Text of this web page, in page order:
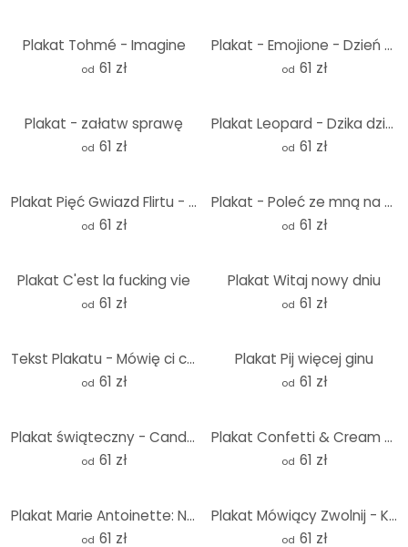
Plakat Tohmé - Imagine
od 61 zł
Plakat - Emojione - Dzień tygodnia
od 61 zł
Plakat - załatw sprawę
od 61 zł
Plakat Leopard - Dzika dziewczyna
od 61 zł
Plakat Pięć Gwiazd Flirtu - Sklep SoulArt
od 61 zł
Plakat - Poleć ze mną na księżyc
od 61 zł
Plakat C'est la fucking vie
od 61 zł
Plakat Witaj nowy dniu
od 61 zł
Tekst Plakatu - Mówię ci czego chcę
od 61 zł
Plakat Pij więcej ginu
od 61 zł
Plakat świąteczny - Candy canes Merry Everything & Happy Always - Orara Studio
od 61 zł
Plakat Confetti & Cream - Hakuna Matata
od 61 zł
Plakat Marie Antoinette: Nigdy tego nie powiedziałam - Grace Digital Art
od 61 zł
Plakat Mówiący Zwolnij - KsanaKalpa
od 61 zł